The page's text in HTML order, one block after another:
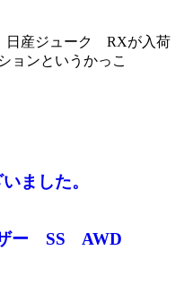
日産ジューク RXが入荷
ョンというかっこ
ました。
ザー SS AWD